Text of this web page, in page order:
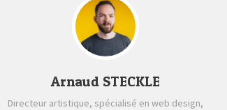
Arnaud STECKLE
Directeur artistique, spécialisé en web design,